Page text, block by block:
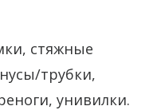
стяжные
трубки,
унивилки.